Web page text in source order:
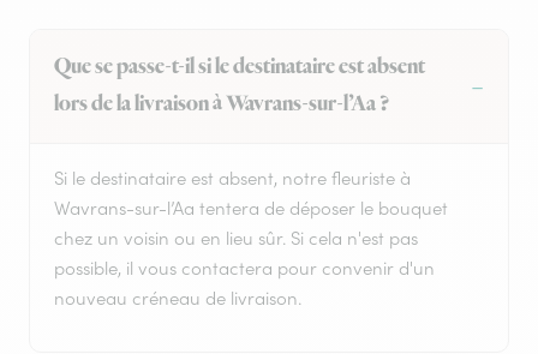
Que se passe-t-il si le destinataire est absent
lors de la livraison à Wavrans-sur-l’Aa ?
Si le destinataire est absent, notre fleuriste à
Wavrans-sur-l’Aa tentera de déposer le bouquet
chez un voisin ou en lieu sûr. Si cela n'est pas
possible, il vous contactera pour convenir d'un
nouveau créneau de livraison.